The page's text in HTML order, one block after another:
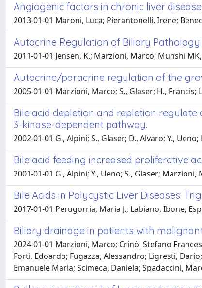
Angiogenic factors in chronic liver
2013-01-01 Maroni, Luca; Pierantonelli, Irene;
Autocrine Regulation of Biliary
2011-01-01 Jensen, K.; Marzioni, Marco; Munshi MK,
Autocrine/paracrine regulation of the
2005-01-01 Marzioni, Marco; S., Glaser; H., Francis;
Bile acid depletion and repletion
3-kinase-dependent pathway.
2002-01-01 G., Alpini; S., Glaser; D., Alvaro; Y.,
Bile acid feeding increased proliferative
2001-01-01 G., Alpini; Y., Ueno; S., Glaser; Marzioni,
Bile Acids in Polycystic Liver Diseases:
2017-01-01 Perugorria, Maria J.; Labiano, Ibone;
Biliary drainage in patients with
2024-01-01 Marzioni, Marco; Crinò, Stefano
Forti, Edoardo; Fugazza, Alessandro; Ligresti,
Emanuele Maria; Scimeca, Daniela; Spadaccini,